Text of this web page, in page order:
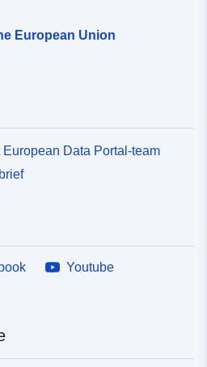
European Union
Data Portal-team
Youtube